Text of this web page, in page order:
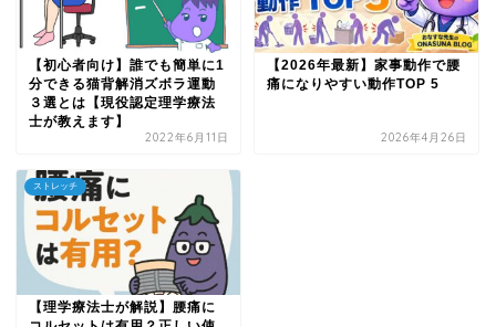
【初心者向け】誰でも簡単に1
分できる猫背解消ズボラ運動
３選とは【現役認定理学療法
士が教えます】
2022年6月11日
【2026年最新】家事動作で腰
痛になりやすい動作TOP 5
2026年4月26日
ストレッチ
【理学療法士が解説】腰痛に